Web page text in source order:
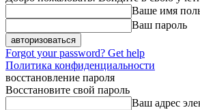
Ваше имя
Ваш пароль
Forgot your password? Get help
Политика конфиденциальности
восстановление пароля
Восстановите свой пароль
Ваш адрес